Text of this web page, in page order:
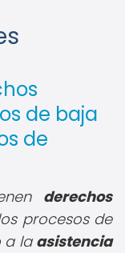
de baja
de
derechos
procesos de
a la asistencia